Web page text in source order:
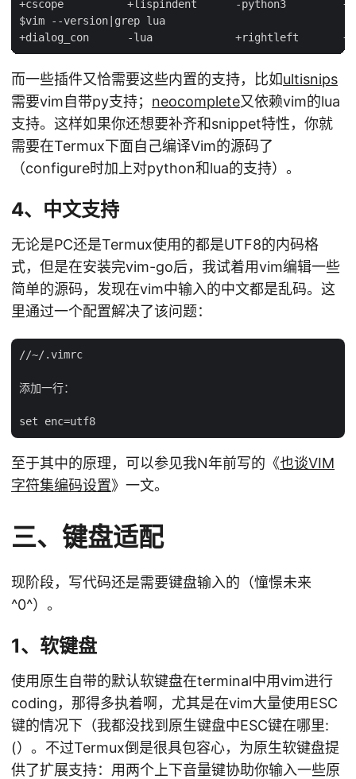
+cscope          +lispindent      -python3
$vim --version|grep lua
而一些插件又恰需要这些内置的支持，比如ultisnips
需要vim自带py支持； neocomplete又依赖vim的lua
支持。这样如果你还想要补齐和snippet特性，你就
需要在Termux下面自己编译Vim的源码了
（configure时加上对python和lua的支持）。
4、中文支持
无论是PC还是Termux使用的都是UTF8的内码格
式，但是在安装完vim-go后，我试着用vim编辑一些
简单的源码，发现在vim中输入的中文都是乱码。这
里通过一个配置解决了该问题：
//~/.vimrc
添加一行：
至于其中的原理，可以参见我N年前写的《也谈VIM
字符集编码设置》一文。
三、键盘适配
现阶段，写代码还是需要键盘输入的（憧憬未来
^0^）。
1、软键盘
使用原生自带的默认软键盘在terminal中用vim进行
coding，那得多执着啊，尤其是在vim大量使用ESC
键的情况下（我都没找到原生键盘中ESC键在哪里:
(）。不过Termux倒是很具包容心，为原生软键盘提
供了扩展支持：用两个上下音量键协助你输入一些原